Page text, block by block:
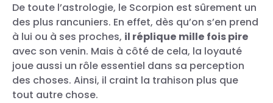
De toute l’astrologie, le Scorpion est sûrement un
des plus rancuniers. En effet, dès qu’on s’en prend
à lui ou à ses proches, il réplique mille fois pire
avec son venin. Mais à côté de cela, la loyauté
joue aussi un rôle essentiel dans sa perception
des choses. Ainsi, il craint la trahison plus que
tout autre chose.